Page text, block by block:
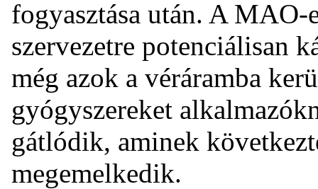
fogyasztása után. A
szervezetre potenciálisan
még azok a véráramba
gyógyszereket
gátlódik, aminek
megemelkedik.